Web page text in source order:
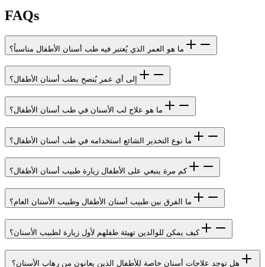
FAQs
ما هو العمر الذي يُعتبر فيه طب أسنان الأطفال مناسباً؟
إلى أي عمر يُنصح بطب أسنان الأطفال؟
ما هو علاج لب الأسنان في طب أسنان الأطفال؟
ما نوع التخدير الشائع استخدامه في طب أسنان الأطفال؟
كم مرة ينبغي على الأطفال زيارة طبيب أسنان الأطفال؟
ما الفرق بين طبيب أسنان الأطفال وطبيب الأسنان العام؟
كيف يمكن للوالدين تهيئة طفلهم لأول زيارة لطبيب الأسنان؟
هل توجد علاجات أسنان خاصة للأطفال الذين يعانون من رهاب الأسنان؟